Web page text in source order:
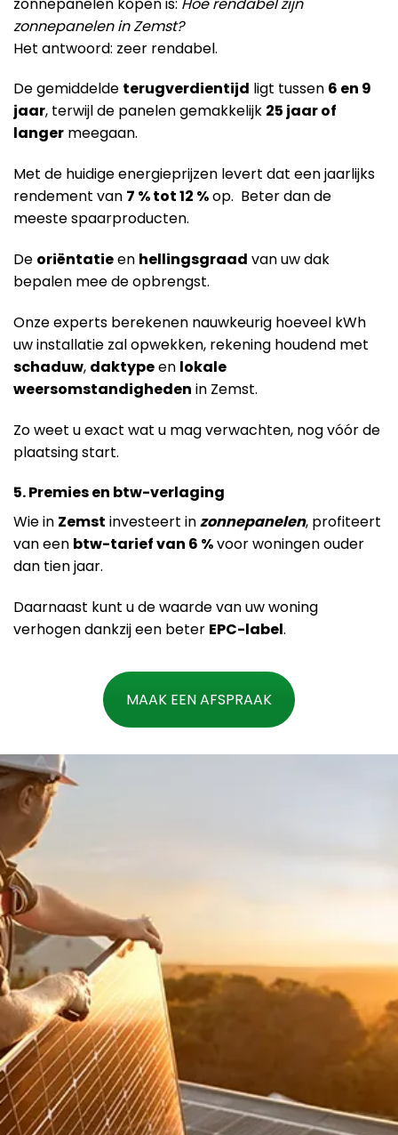
zonnepanelen in Zemst?
Het antwoord: zeer rendabel.
De gemiddelde terugverdientijd ligt tussen 6 en 9
jaar, terwijl de panelen gemakkelijk 25 jaar of
langer meegaan.
Met de huidige energieprijzen levert dat een jaarlijks
rendement van 7 % tot 12 %op. Beter dan de
meeste spaarproducten.
De oriëntatieen hellingsgraad van uw dak
bepalen mee de opbrengst.
Onze experts berekenen nauwkeurig hoeveel kWh
uw installatie zal opwekken, rekening houdend met
schaduw, daktypeen lokale
weersomstandigheden in Zemst.
Zo weet u exact wat u mag verwachten, nog vóór de
plaatsing start.
5. Premies en btw-verlaging
Wie in Zemst investeert inzonnepanelen, profiteert
van een btw-tarief van 6 %voor woningen ouder
dan tien jaar.
Daarnaast kunt u de waarde van uw woning
verhogen dankzij een beter EPC-label.
MAAK EEN AFSPRAAK